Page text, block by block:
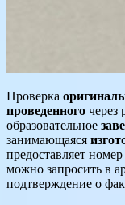
Проверка
проведенного через
образовательное
занимающаяся
предоставляет
можно запросить в
подтверждение о